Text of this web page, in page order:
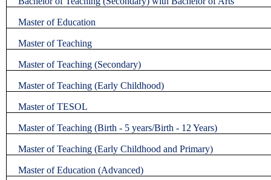
Master of Education
Master of Teaching
Master of Teaching (Secondary)
Master of Teaching (Early Childhood)
Master of TESOL
Master of Teaching (Birth - 5 years/Birth - 12 Years)
Master of Teaching (Early Childhood and Primary)
Master of Education (Advanced)